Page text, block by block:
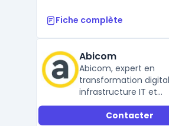
Fiche complète
Abicom
Abicom, expert en
transformation
infrastructure IT et
cybersécurité
Contacter